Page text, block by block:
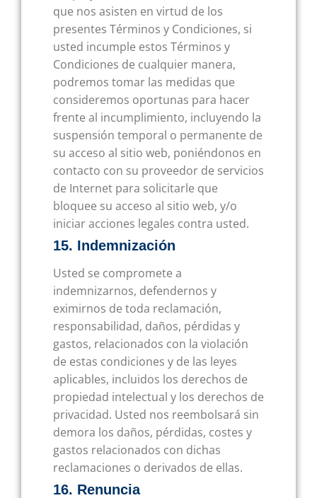
que nos asisten en virtud de los
presentes Términos y Condiciones, si
usted incumple estos Términos y
Condiciones de cualquier manera,
podremos tomar las medidas que
consideremos oportunas para hacer
frente al incumplimiento, incluyendo la
suspensión temporal o permanente de
su acceso al sitio web, poniéndonos en
contacto con su proveedor de servicios
de Internet para solicitarle que
bloquee su acceso al sitio web, y/o
iniciar acciones legales contra usted.
15. Indemnización
Usted se compromete a
indemnizarnos, defendernos y
eximirnos de toda reclamación,
responsabilidad, daños, pérdidas y
gastos, relacionados con la violación
de estas condiciones y de las leyes
aplicables, incluidos los derechos de
propiedad intelectual y los derechos de
privacidad. Usted nos reembolsará sin
demora los daños, pérdidas, costes y
gastos relacionados con dichas
reclamaciones o derivados de ellas.
16. Renuncia